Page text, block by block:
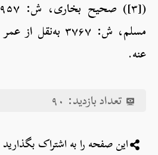
مسلم، ش: ۳۷۶۷
عنه.
تعداد بازدید: ۹۰
این صفحه را به اشتراک بگذارید